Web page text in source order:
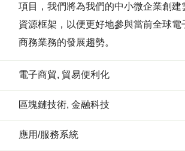
項目，我們將為我們的中小微企業創建
資源框架，以便更好地參與當前全球電
商務業務的發展趨勢。
電子商貿, 貿易便利化
區塊鏈技術, 金融科技
應用/服務系統